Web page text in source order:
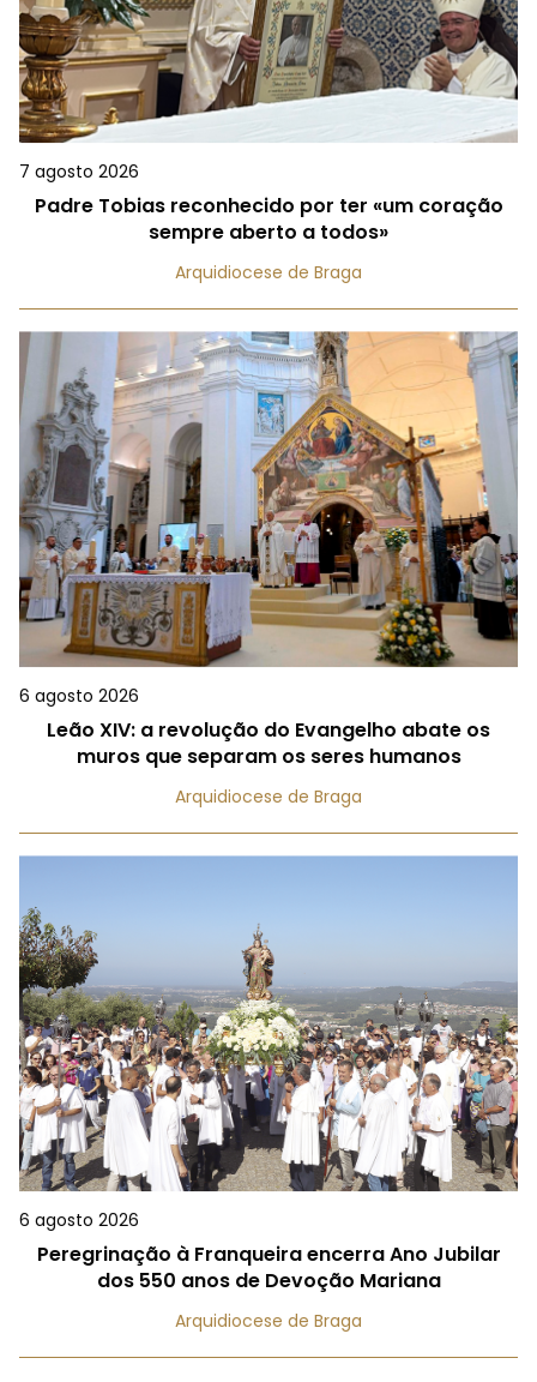
7 agosto 2026
Padre Tobias reconhecido por ter «um coração
sempre aberto a todos»
Arquidiocese de Braga
6 agosto 2026
Leão XIV: a revolução do Evangelho abate os
muros que separam os seres humanos
Arquidiocese de Braga
6 agosto 2026
Peregrinação à Franqueira encerra Ano Jubilar
dos 550 anos de Devoção Mariana
Arquidiocese de Braga